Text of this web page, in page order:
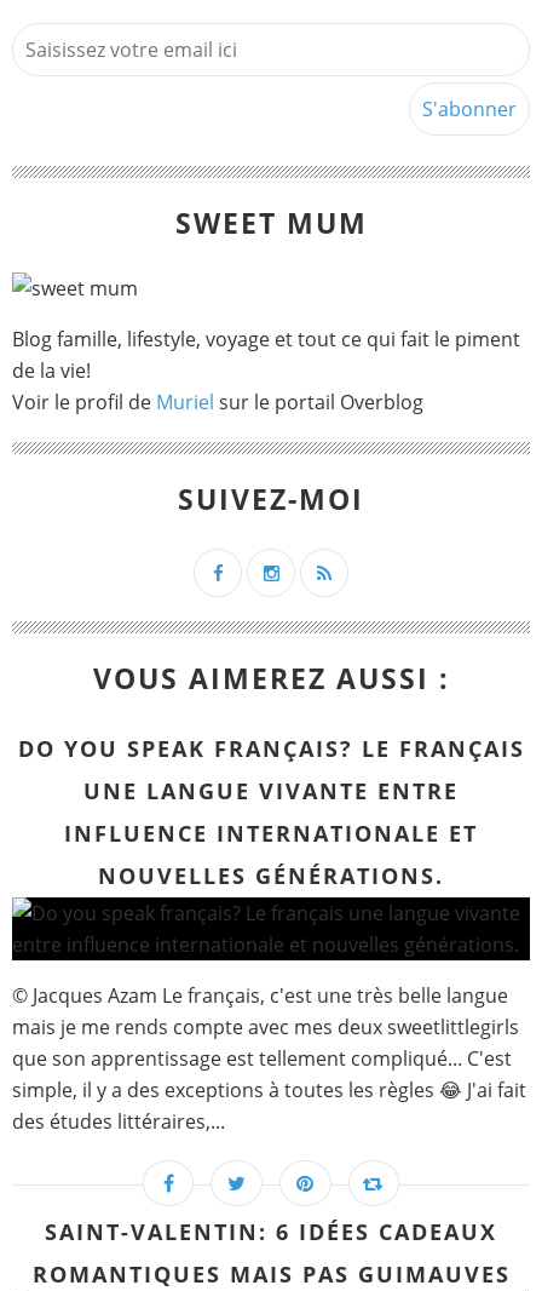
SWEET MUM
Blog famille, lifestyle, voyage et tout ce qui fait le piment
de la vie!
Voir le profil de Muriel sur le portail Overblog
SUIVEZ-MOI
VOUS AIMEREZ AUSSI :
DO YOU SPEAK FRANÇAIS? LE FRANÇAIS
UNE LANGUE VIVANTE ENTRE
INFLUENCE INTERNATIONALE ET
NOUVELLES GÉNÉRATIONS.
© Jacques Azam Le français, c'est une très belle langue
mais je me rends compte avec mes deux sweetlittlegirls
que son apprentissage est tellement compliqué... C'est
simple, il y a des exceptions à toutes les règles 😂 J'ai fait
des études littéraires,...
SAINT-VALENTIN: 6 IDÉES CADEAUX
ROMANTIQUES MAIS PAS GUIMAUVES